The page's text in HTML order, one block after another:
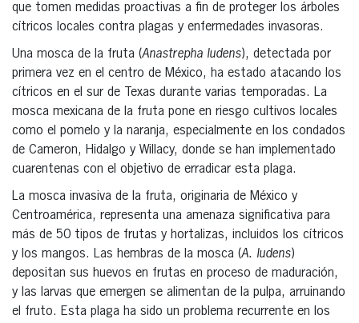
que tomen medidas proactivas a fin de proteger los árboles
cítricos locales contra plagas y enfermedades invasoras.
Una mosca de la fruta (Anastrepha ludens), detectada por
primera vez en el centro de México, ha estado atacando los
cítricos en el sur de Texas durante varias temporadas. La
mosca mexicana de la fruta pone en riesgo cultivos locales
como el pomelo y la naranja, especialmente en los condados
de Cameron, Hidalgo y Willacy, donde se han implementado
cuarentenas con el objetivo de erradicar esta plaga.
La mosca invasiva de la fruta, originaria de México y
Centroamérica, representa una amenaza significativa para
más de 50 tipos de frutas y hortalizas, incluidos los cítricos
y los mangos. Las hembras de la mosca (A. ludens)
depositan sus huevos en frutas en proceso de maduración,
y las larvas que emergen se alimentan de la pulpa, arruinando
el fruto. Esta plaga ha sido un problema recurrente en los